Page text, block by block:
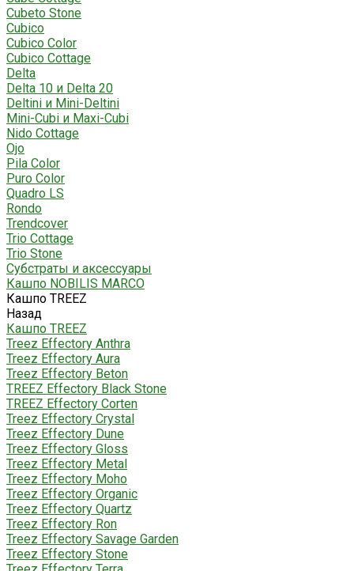
Cubeto Stone
Cubico
Cubico Color
Cubico Cottage
Delta
Delta 10 и Delta 20
Deltini и Mini-Deltini
Mini-Cubi и Maxi-Cubi
Nido Cottage
Ojo
Pila Color
Puro Color
Quadro LS
Rondo
Trendcover
Trio Cottage
Trio Stone
Субстраты и аксессуары
Кашпо NOBILIS MARCO
Кашпо TREEZ
Назад
Кашпо TREEZ
Treez Effectory Anthra
Treez Effectory Aura
Treez Effectory Beton
TREEZ Effectory Black Stone
TREEZ Effectory Corten
Treez Effectory Crystal
Treez Effectory Dune
Treez Effectory Gloss
Treez Effectory Metal
Treez Effectory Moho
Treez Effectory Organic
Treez Effectory Quartz
Treez Effectory Ron
Treez Effectory Savage Garden
Treez Effectory Stone